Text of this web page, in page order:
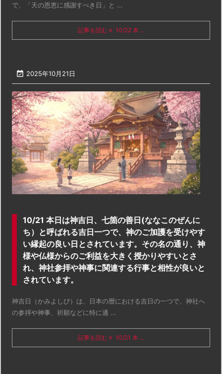
で、「天の恩恵に感謝すべき日」と ...
記事を読む 10/22 本 ...
 2025年10月21日
10/21 本日は神吉日、七箇の善日(ななこのぜんに
ち）と呼ばれる吉日一つで、神のご加護を受けやす
い縁起の良い日とされています。その名の通り、神
様や仏様からのご利益を大きく授かりやすいとさ
れ、神社参拝や神事に関連する行事と相性が良いと
されています。
神吉日（かみよしび）は、日本の暦における吉日の一つで、神社へ
の参拝や神事、祈願などに特に適 ...
記事を読む 10/21 本 ...